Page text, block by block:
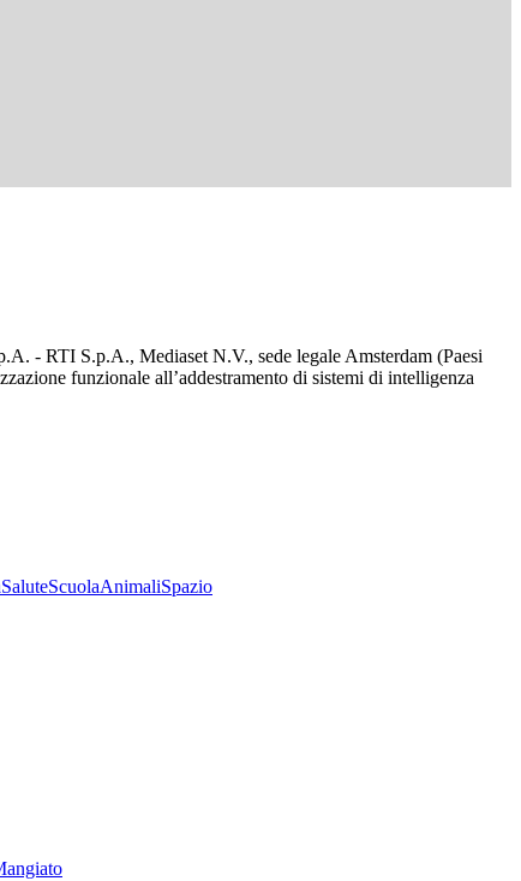
- RTI S.p.A., Mediaset N.V., sede legale Amsterdam (Paesi
funzionale all’addestramento di sistemi di intelligenza
SaluteScuolaAnimaliSpazio